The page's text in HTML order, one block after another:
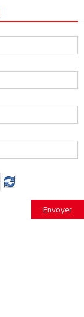
Envoyer